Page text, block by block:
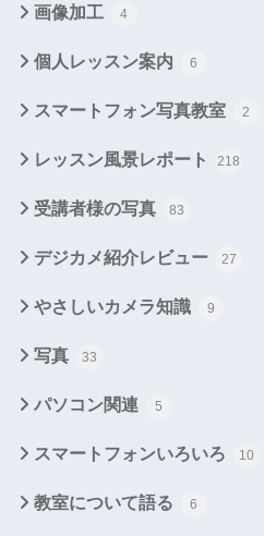
画像加工 4
個人レッスン案内 6
スマートフォン写真教室 2
レッスン風景レポート 218
受講者様の写真 83
デジカメ紹介レビュー 27
やさしいカメラ知識 9
写真 33
パソコン関連 5
スマートフォンいろいろ 10
教室について語る 6